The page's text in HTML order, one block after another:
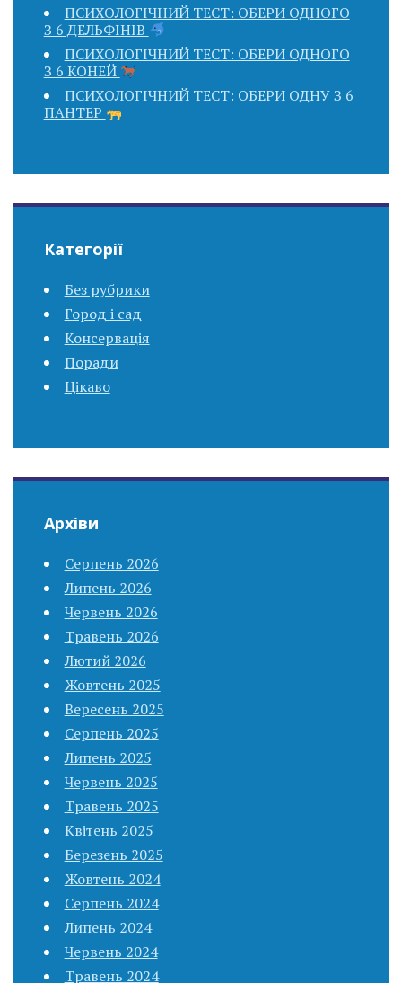
ПСИХОЛОГІЧНИЙ ТЕСТ: ОБЕРИ ОДНОГО
З 6 ДЕЛЬФІНІВ
ПСИХОЛОГІЧНИЙ ТЕСТ: ОБЕРИ ОДНОГО
З 6 КОНЕЙ
ПСИХОЛОГІЧНИЙ ТЕСТ: ОБЕРИ ОДНУ З 6
ПАНТЕР
Категорії
Без рубрики
Город і сад
Консервація
Поради
Цікаво
Архіви
Серпень 2026
Липень 2026
Червень 2026
Травень 2026
Лютий 2026
Жовтень 2025
Вересень 2025
Серпень 2025
Липень 2025
Червень 2025
Травень 2025
Квітень 2025
Березень 2025
Жовтень 2024
Серпень 2024
Липень 2024
Червень 2024
Травень 2024